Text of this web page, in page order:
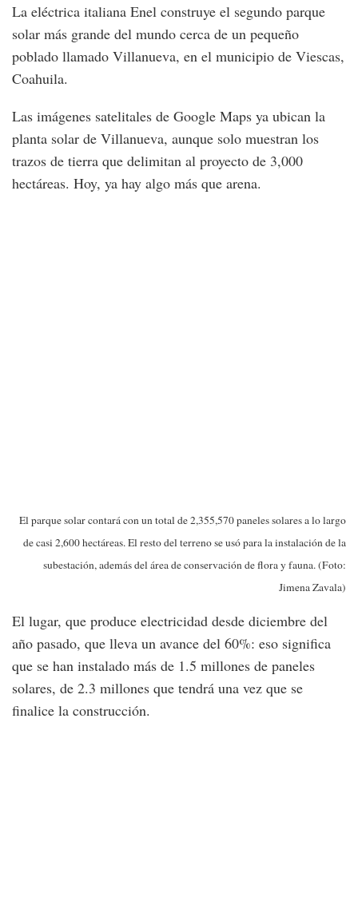
La eléctrica italiana Enel construye el segundo parque
solar más grande del mundo cerca de un pequeño
poblado llamado Villanueva, en el municipio de Viescas,
Coahuila.
Las imágenes satelitales de Google Maps ya ubican la
planta solar de Villanueva, aunque solo muestran los
trazos de tierra que delimitan al proyecto de 3,000
hectáreas. Hoy, ya hay algo más que arena.
El parque solar contará con un total de 2,355,570 paneles solares a lo largo
de casi 2,600 hectáreas. El resto del terreno se usó para la instalación de la
subestación, además del área de conservación de flora y fauna. (Foto:
Jimena Zavala)
El lugar, que produce electricidad desde diciembre del
año pasado, que lleva un avance del 60%: eso significa
que se han instalado más de 1.5 millones de paneles
solares, de 2.3 millones que tendrá una vez que se
finalice la construcción.